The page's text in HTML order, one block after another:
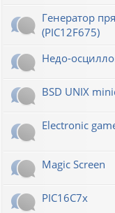
Генератор
(PIC12F675)
Недо-
BSD UNIX
Electronic
Magic Screen
PIC16C7x